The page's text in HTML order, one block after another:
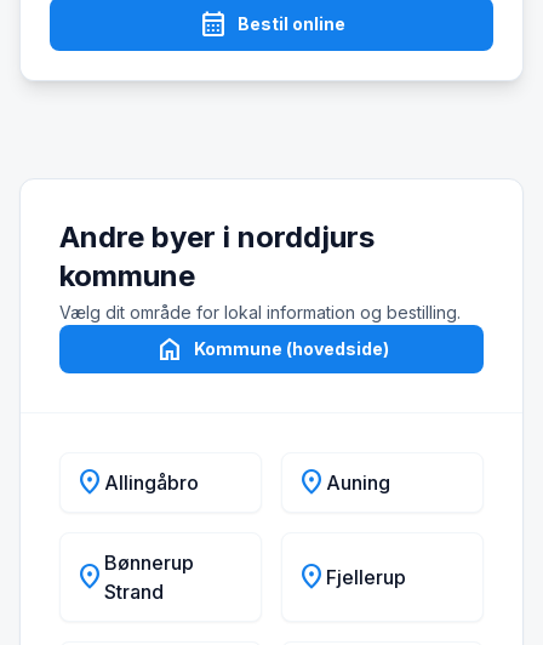
calendar_month Bestil online
Andre byer i norddjurs
kommune
Vælg dit område for lokal information og bestilling.
home Kommune (hovedside)
location_on Allingåbro location_on Auning
location_on Bønnerup
Strand
location_on Fjellerup